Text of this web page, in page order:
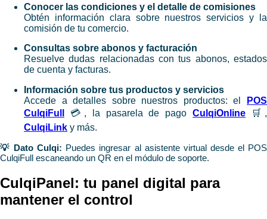
Conocer las condiciones y el detalle de comisiones
Obtén información clara sobre nuestros servicios y la
comisión de tu comercio.
Consultas sobre abonos y facturación
Resuelve dudas relacionadas con tus abonos, estados
de cuenta y facturas.
Información sobre tus productos y servicios
Accede a detalles sobre nuestros productos: el
POS
CulqiFull
💳, la pasarela de pagoCulqiOnline 🛒,
CulqiLink y más.
💡 Dato Culqi: Puedes ingresar al asistente virtual desde el POS
CulqiFull escaneando un QR en el módulo de soporte.
​CulqiPanel: tu panel digital para
mantener el control